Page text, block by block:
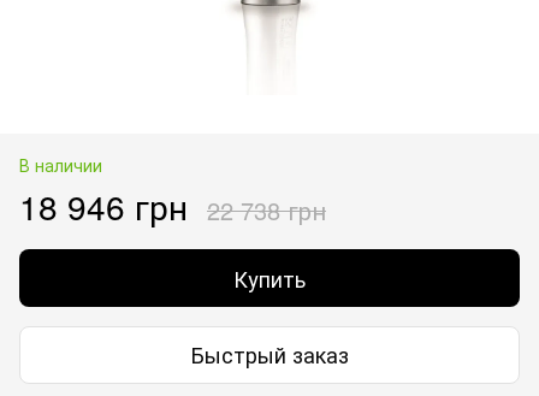
В наличии
18 946 грн 22 738 грн
Купить
Быстрый заказ